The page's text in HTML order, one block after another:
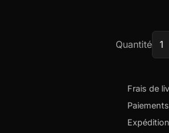
Quantité
Frais de